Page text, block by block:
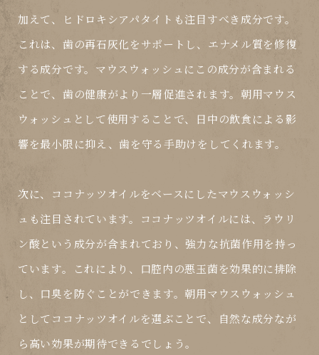
加えて、ヒドロキシアパタイトも注目すべき成分です。
これは、歯の再石灰化をサポートし、エナメル質を修復
する成分です。マウスウォッシュにこの成分が含まれる
ことで、歯の健康がより一層促進されます。朝用マウス
ウォッシュとして使用することで、日中の飲食による影
響を最小限に抑え、歯を守る手助けをしてくれます。
次に、ココナッツオイルをベースにしたマウスウォッシ
ュも注目されています。ココナッツオイルには、ラウリ
ン酸という成分が含まれており、強力な抗菌作用を持っ
ています。これにより、口腔内の悪玉菌を効果的に排除
し、口臭を防ぐことができます。朝用マウスウォッシュ
としてココナッツオイルを選ぶことで、自然な成分なが
ら高い効果が期待できるでしょう。